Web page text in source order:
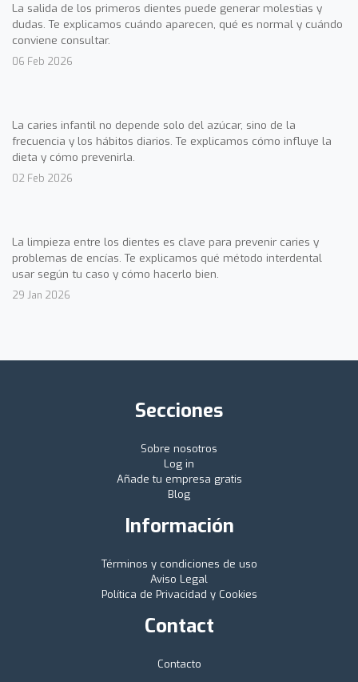
La salida de los primeros dientes puede generar molestias y
dudas. Te explicamos cuándo aparecen, qué es normal y cuándo
conviene consultar.
06 Feb 2026
La caries infantil no depende solo del azúcar, sino de la
frecuencia y los hábitos diarios. Te explicamos cómo influye la
dieta y cómo prevenirla.
02 Feb 2026
La limpieza entre los dientes es clave para prevenir caries y
problemas de encías. Te explicamos qué método interdental
usar según tu caso y cómo hacerlo bien.
29 Jan 2026
Secciones
Sobre nosotros
Log in
Añade tu empresa gratis
Blog
Información
Términos y condiciones de uso
Aviso Legal
Política de Privacidad y Cookies
Contact
Contacto